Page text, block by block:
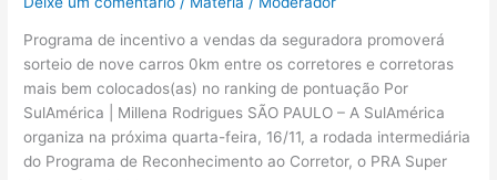
Programa de incentivo a vendas da seguradora promoverá
sorteio de nove carros 0km entre os corretores e corretoras
mais bem colocados(as) no ranking de pontuação Por
SulAmérica | Millena Rodrigues SÃO PAULO – A SulAmérica
organiza na próxima quarta-feira, 16/11, a rodada intermediária
do Programa de Reconhecimento ao Corretor, o PRA Super